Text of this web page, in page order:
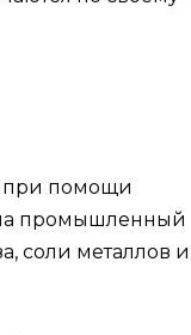
при помощи
промышленный
соли металлов и